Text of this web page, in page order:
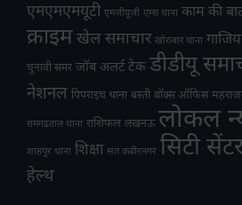
एमएमएमयूटी एमजीयूजी एम्स थाना काम की
क्राइमखेल समाचार खोराबार थाना
चुनावी समर जॉब अलर्ट टेक डीडीयू
नेशनल पिपराइच थाना बस्ती बॉक्स ऑफिस
रामगढ़ताल थाना राशिफल लखनऊ लोकल
शाहपुर थाना शिक्षा संत कबीरनगर सिटी
हेल्थ